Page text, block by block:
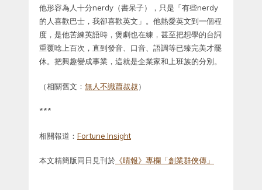
他形容為人十分nerdy（書呆子），只是「有些nerdy
的人喜歡巴士，我卻喜歡英文」。他熱愛英文到一個程
度，是他苦練英語時，煲劇也在練，甚至把想學的台詞
重覆唸上百次，直到發音、口音、語調等已臻完美才罷
休。把興趣變成事業，這就是企業家和上班族的分別。
（相關舊文： 無人不識蕭叔叔）
***
相關報道： Fortune Insight
本文精簡版同日見刊於 《晴報》專欄「創業群俠傳」